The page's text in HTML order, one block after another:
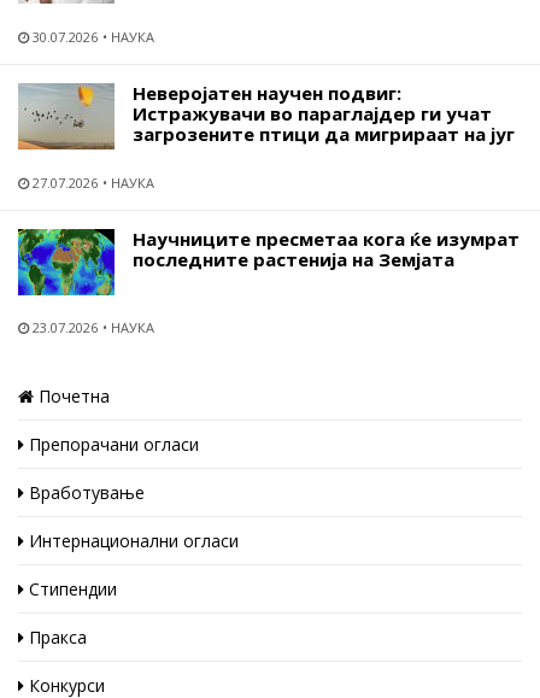
30.07.2026 НАУКА
Неверојатен научен подвиг:
Истражувачи во параглајдер ги учат
загрозените птици да мигрираат на југ
27.07.2026 НАУКА
Научниците пресметаа кога ќе изумрат
последните растенија на Земјата
23.07.2026 НАУКА
Почетна
Препорачани огласи
Вработување
Интернационални огласи
Стипендии
Пракса
Конкурси